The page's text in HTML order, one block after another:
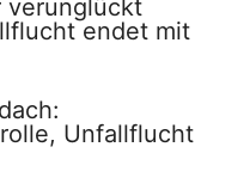
verunglückt
endet mit
Unfallflucht